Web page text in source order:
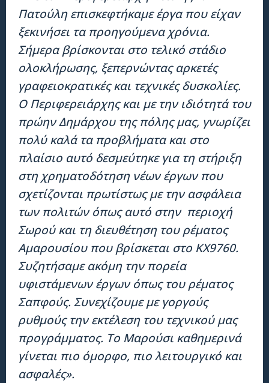
Πατούλη επισκεφτήκαμε έργα που είχαν
ξεκινήσει τα προηγούμενα χρόνια.
Σήμερα βρίσκονται στο τελικό στάδιο
ολοκλήρωσης, ξεπερνώντας αρκετές
γραφειοκρατικές και τεχνικές δυσκολίες.
Ο Περιφερειάρχης και με την ιδιότητά του
πρώην Δημάρχου της πόλης μας, γνωρίζει
πολύ καλά τα προβλήματα και στο
πλαίσιο αυτό δεσμεύτηκε για τη στήριξη
στη χρηματοδότηση νέων έργων που
σχετίζονται πρωτίστως με την ασφάλεια
των πολιτών όπως αυτό στην περιοχή
Σωρού και τη διευθέτηση του ρέματος
Αμαρουσίου που βρίσκεται στο ΚΧ9760.
Συζητήσαμε ακόμη την πορεία
υφιστάμενων έργων όπως του ρέματος
Σαπφούς. Συνεχίζουμε με γοργούς
ρυθμούς την εκτέλεση του τεχνικού μας
προγράμματος. Το Μαρούσι καθημερινά
γίνεται πιο όμορφο, πιο λειτουργικό και
ασφαλές».